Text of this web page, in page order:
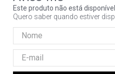
Este produto não está
Quero saber quando estiver10º